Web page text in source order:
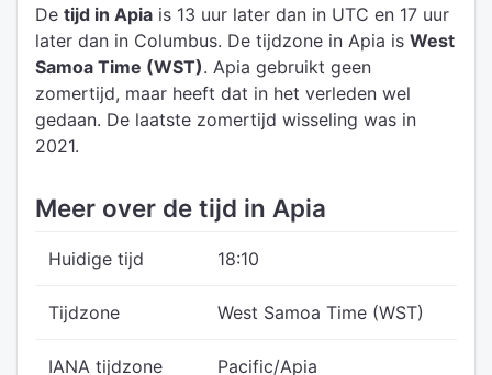
De tijd in Apia is 13 uur later dan in UTC en 17 uur
later dan in Columbus. De tijdzone in Apia is West
Samoa Time (WST). Apia gebruikt geen
zomertijd, maar heeft dat in het verleden wel
gedaan. De laatste zomertijd wisseling was in
2021.
Meer over de tijd in Apia
Huidige tijd 18:10
Tijdzone West Samoa Time (WST)
IANA tijdzone Pacific/Apia